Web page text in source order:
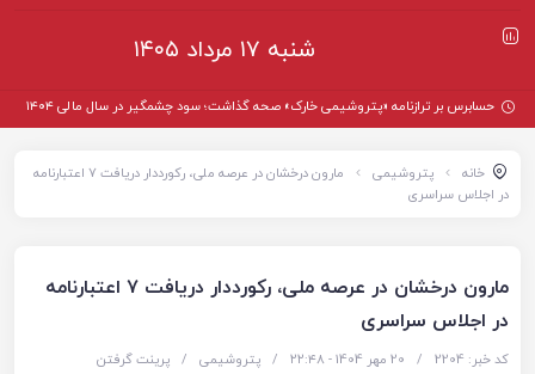
شنبه ۱۷ مرداد ۱۴۰۵
حسابرس بر ترازنامه «پتروشیمی خارک» صحه گذاشت؛ سود چشمگیر در سال مالی ۱۴۰۴
خانه پتروشیمی
مارون درخشان در عرصه ملی، رکورددار دریافت ۷ اعتبارنامه
در اجلاس سراسری
مارون درخشان در عرصه ملی، رکورددار دریافت ۷ اعتبارنامه
در اجلاس سراسری
کد خبر: 2204 / 20 مهر 1404 - ۲۲:۴۸ / پتروشیمی / پرینت گرفتن